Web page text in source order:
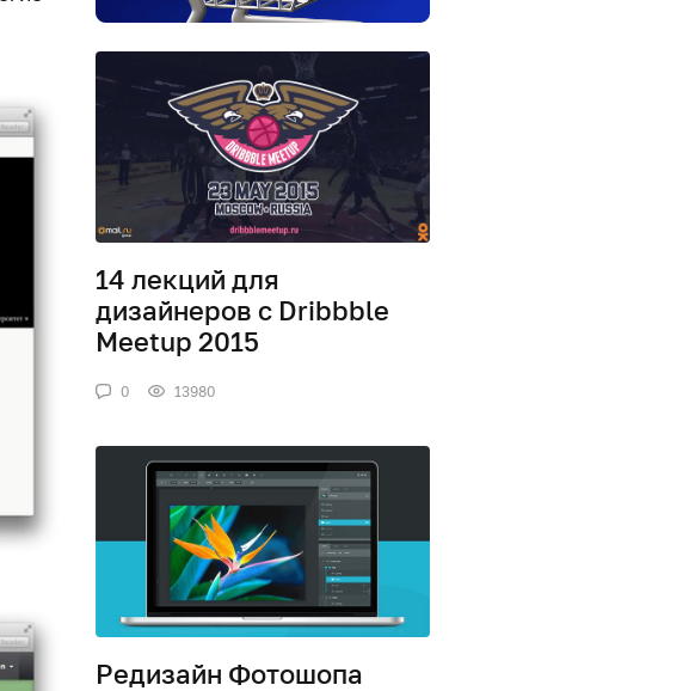
14 лекций для
дизайнеров с Dribbble
Meetup 2015
0 13980
Редизайн Фотошопа